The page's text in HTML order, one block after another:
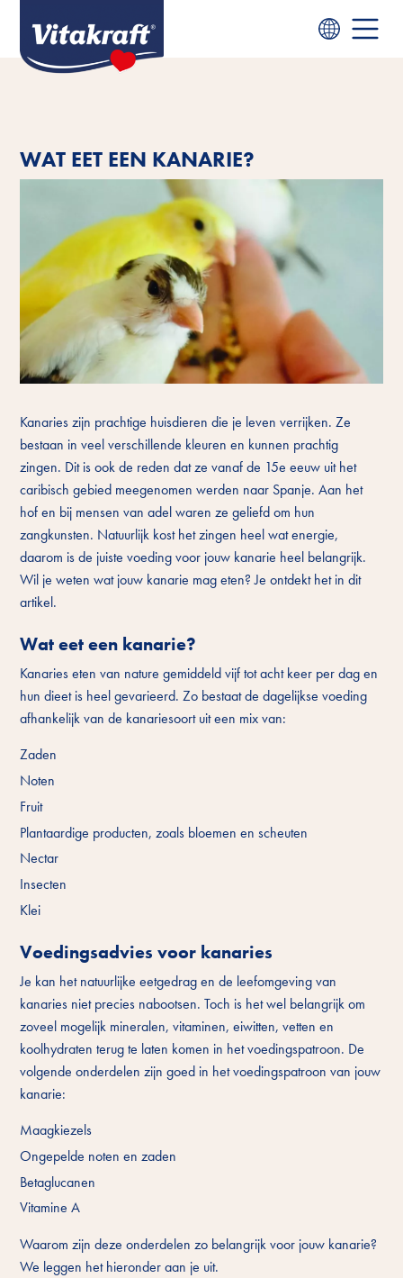
WAT EET EEN KANARIE?
Kanaries zijn prachtige huisdieren die je leven verrijken. Ze
bestaan in veel verschillende kleuren en kunnen prachtig
zingen. Dit is ook de reden dat ze vanaf de 15e eeuw uit het
caribisch gebied meegenomen werden naar Spanje. Aan het
hof en bij mensen van adel waren ze geliefd om hun
zangkunsten. Natuurlijk kost het zingen heel wat energie,
daarom is de juiste voeding voor jouw kanarie heel belangrijk.
Wil je weten wat jouw kanarie mag eten? Je ontdekt het in dit
artikel.
Wat eet een kanarie?
Kanaries eten van nature gemiddeld vijf tot acht keer per dag en
hun dieet is heel gevarieerd. Zo bestaat de dagelijkse voeding
afhankelijk van de kanariesoort uit een mix van:
Zaden
Noten
Fruit
Plantaardige producten, zoals bloemen en scheuten
Nectar
Insecten
Klei
Voedingsadvies voor kanaries
Je kan het natuurlijke eetgedrag en de leefomgeving van
kanaries niet precies nabootsen. Toch is het wel belangrijk om
zoveel mogelijk mineralen, vitaminen, eiwitten, vetten en
koolhydraten terug te laten komen in het voedingspatroon. De
volgende onderdelen zijn goed in het voedingspatroon van jouw
kanarie:
Maagkiezels
Ongepelde noten en zaden
Betaglucanen
Vitamine A
Waarom zijn deze onderdelen zo belangrijk voor jouw kanarie?
We leggen het hieronder aan je uit.